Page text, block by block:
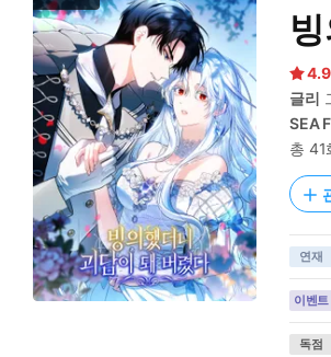
4.9
글리
SEA
총 41
연재
이벤트
독점